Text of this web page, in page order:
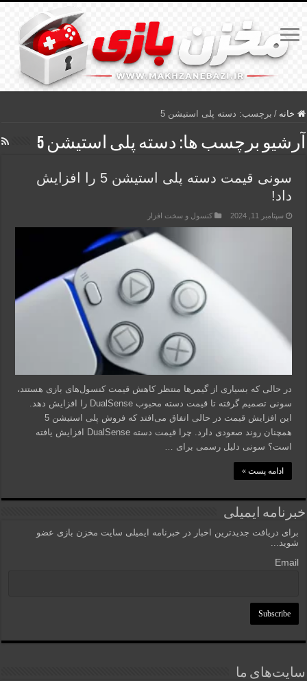
خانه / برچسب: دسته پلی استیشن 5
آرشیو برچسب ها: دسته پلی استیشن 5
سونی قیمت دسته پلی استیشن 5 را افزایش
داد!
سپتامبر 11, 2024 کنسول و سخت افزار
در حالی که بسیاری از گیمرها منتظر کاهش قیمت کنسول‌های بازی هستند،
سونی تصمیم گرفته تا قیمت دسته محبوب DualSense را افزایش دهد.
این افزایش قیمت در حالی اتفاق می‌افتد که فروش پلی استیشن 5
همچنان روند صعودی دارد. چرا قیمت دسته DualSense افزایش یافته
است؟ سونی دلیل رسمی برای …
ادامه پست »
خبرنامه ایمیلی
برای دریافت جدیدترین اخبار در خبرنامه ایمیلی سایت مخزن بازی عضو
شوید...
Email
سایت‌های ما